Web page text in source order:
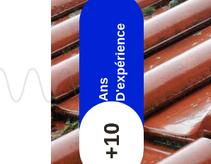
+10
Ans D'expérience